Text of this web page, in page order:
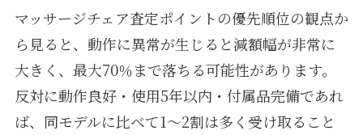
マッサージチェア査定ポイントの優先順位の観点か
ら見ると、動作に異常が生じると減額幅が非常に
大きく、最大70％まで落ちる可能性があります。
反対に動作良好・使用5年以内・付属品完備であれ
ば、同モデルに比べて1〜2割は多く受け取ること